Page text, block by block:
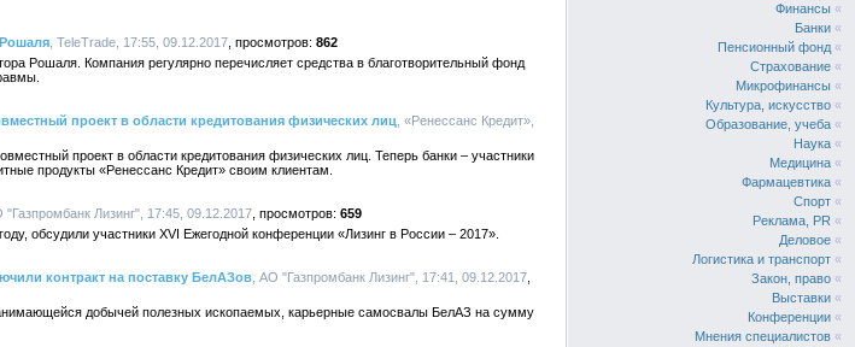
, TeleTrade, 17:55, 09.12.2017
862
Рошаля. Компания регулярно перечисляет средства в благотворительный фонд
проект в области кредитования физических лиц , «Ренессанс Кредит»,
проект в области кредитования физических лиц. Теперь банки – участники
продукты «Ренессанс Кредит» своим клиентам.
"Газпромбанк Лизинг", 17:45, 09.12.2017
659
обсудили участники XVI Ежегодной конференции «Лизинг в России – 2017».
контракт на поставку БелАЗов , АО "Газпромбанк Лизинг", 17:41, 09.12.2017
добычей полезных ископаемых, карьерные самосвалы БелАЗ на сумму
Финансы «
Банки «
Пенсионный фонд «
Страхование «
Микрофинансы «
Культура, искусство «
Образование, учеба «
Наука «
Медицина «
Фармацевтика «
Спорт «
Реклама, PR «
Деловое «
Логистика и транспорт «
Закон, право «
Выставки «
Конференции «
Мнения специалистов «